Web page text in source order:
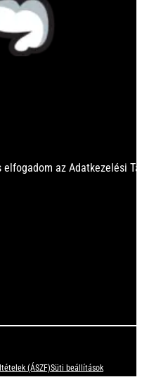
az Adatkezelési
(ÁSZF)Süti beállítások